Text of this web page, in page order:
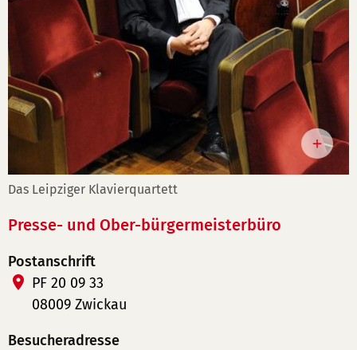
Das Leipziger Klavierquartett
Presse- und Ober-bürgermeisterbüro
Postanschrift
PF 20 09 33
08009 Zwickau
Besucheradresse